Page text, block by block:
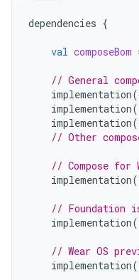
dependencies {
val composeBom
// General
implementation(
implementation(
implementation(
// Other
// Compose for
implementation(
// Foundation
implementation(
// Wear OS
implementation(